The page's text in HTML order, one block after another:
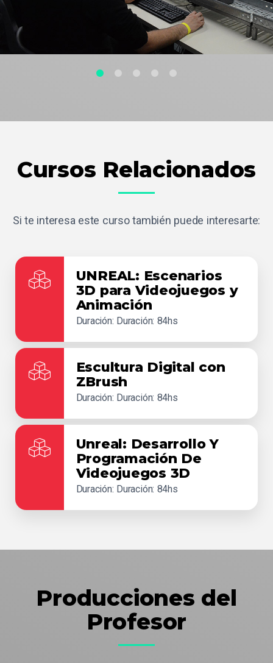
Cursos Relacionados
Si te interesa este curso también puede interesarte:
UNREAL: Escenarios
3D para Videojuegos y
Animación
Duración: Duración: 84hs
Escultura Digital con
ZBrush
Duración: Duración: 84hs
Unreal: Desarrollo Y
Programación De
Videojuegos 3D
Duración: Duración: 84hs
Producciones del
Profesor